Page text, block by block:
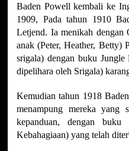
Baden Powell kembali ke
1909, Pada tahun 1910
Letjend. Ia menikah dengan
anak (Peter, Heather, Betty)
srigala) dengan buku
dipelihara oleh Srigala)
Kemudian tahun 1918
menampung mereka
kepanduan, dengan
Kebahagiaan) yang telah